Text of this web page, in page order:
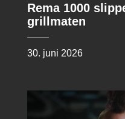
Rema 1000
grillmaten
30. juni 2026